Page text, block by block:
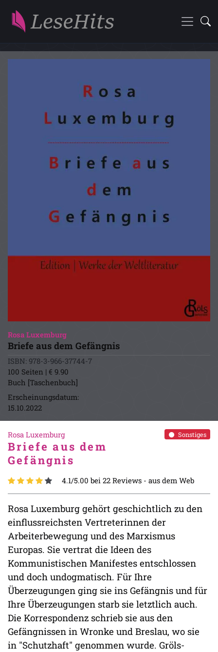
Rosa Luxemburg
Briefe aus dem Gefängnis
ISBN: 978-3-966-37744-7
100 Seiten | € 9.90
Buch [Taschenbuch]
Erscheinungsdatum:
15.10.2022
Sonstiges
Rosa Luxemburg
Briefe aus dem
Gefängnis
4.1/5.00 bei 22 Reviews - aus dem Web
Rosa Luxemburg gehört geschichtlich zu den
einflussreichsten Vertreterinnen der
Arbeiterbewegung und des Marxismus
Europas. Sie vertrat die Ideen des
Kommunistischen Manifestes entschlossen
und doch undogmatisch. Für Ihre
Überzeugungen ging sie ins Gefängnis und für
Ihre Überzeugungen starb sie letztlich auch.
Die Korrespondenz schrieb sie aus den
Gefängnissen in Wronke und Breslau, wo sie
in "Schutzhaft" genommen wurde. Gröls-